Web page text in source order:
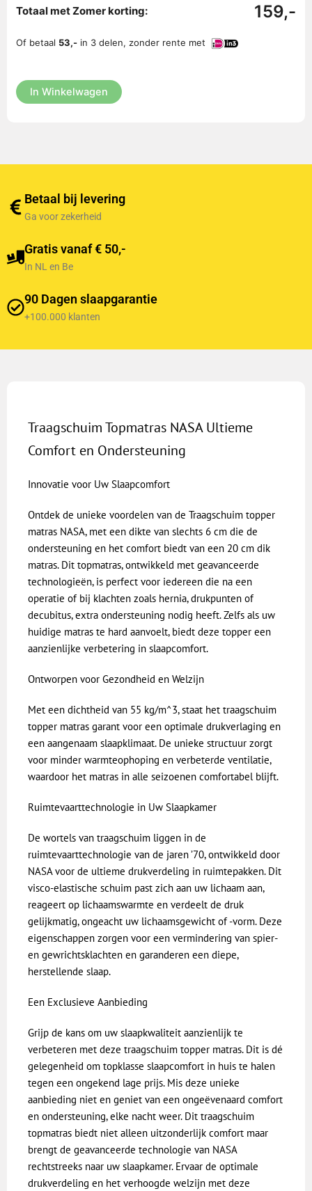
Totaal met Zomer korting: 159,-
Of betaal 53,-in 3 delen, zonder rente met
In Winkelwagen
Betaal bij levering
Ga voor zekerheid
Gratis vanaf € 50,-
In NL en Be
90 Dagen slaapgarantie
+100.000 klanten
Traagschuim Topmatras NASA Ultieme
Comfort en Ondersteuning
Innovatie voor Uw Slaapcomfort
Ontdek de unieke voordelen van de Traagschuim topper
matras NASA, met een dikte van slechts 6 cm die de
ondersteuning en het comfort biedt van een 20 cm dik
matras. Dit topmatras, ontwikkeld met geavanceerde
technologieën, is perfect voor iedereen die na een
operatie of bij klachten zoals hernia, drukpunten of
decubitus, extra ondersteuning nodig heeft. Zelfs als uw
huidige matras te hard aanvoelt, biedt deze topper een
aanzienlijke verbetering in slaapcomfort.
Ontworpen voor Gezondheid en Welzijn
Met een dichtheid van 55 kg/m^3, staat het traagschuim
topper matras garant voor een optimale drukverlaging en
een aangenaam slaapklimaat. De unieke structuur zorgt
voor minder warmteophoping en verbeterde ventilatie,
waardoor het matras in alle seizoenen comfortabel blijft.
Ruimtevaarttechnologie in Uw Slaapkamer
De wortels van traagschuim liggen in de
ruimtevaarttechnologie van de jaren ’70, ontwikkeld door
NASA voor de ultieme drukverdeling in ruimtepakken. Dit
visco-elastische schuim past zich aan uw lichaam aan,
reageert op lichaamswarmte en verdeelt de druk
gelijkmatig, ongeacht uw lichaamsgewicht of -vorm. Deze
eigenschappen zorgen voor een vermindering van spier-
en gewrichtsklachten en garanderen een diepe,
herstellende slaap.
Een Exclusieve Aanbieding
Grijp de kans om uw slaapkwaliteit aanzienlijk te
verbeteren met deze traagschuim topper matras. Dit is dé
gelegenheid om topklasse slaapcomfort in huis te halen
tegen een ongekend lage prijs. Mis deze unieke
aanbieding niet en geniet van een ongeëvenaard comfort
en ondersteuning, elke nacht weer. Dit traagschuim
topmatras biedt niet alleen uitzonderlijk comfort maar
brengt de geavanceerde technologie van NASA
rechtstreeks naar uw slaapkamer. Ervaar de optimale
drukverdeling en het verhoogde welzijn met deze